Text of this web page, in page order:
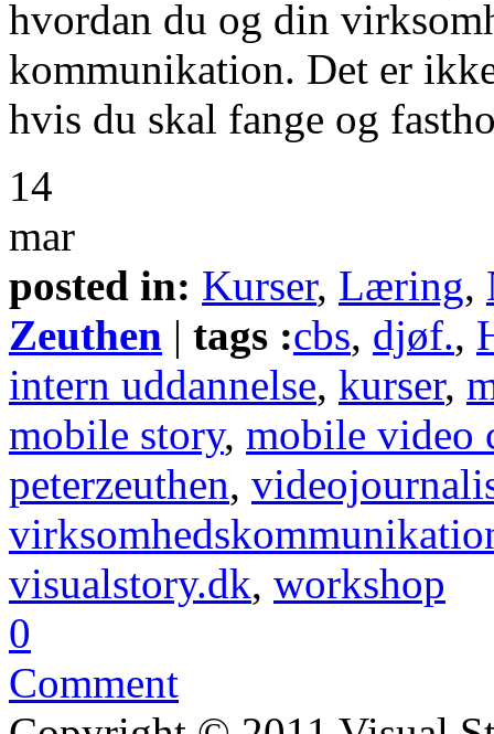
hvordan du og din
kommunikation. Det er
hvis du skal fange og
14
mar
posted in: Kurser, Læring,
Zeuthen | tags :cbs, djøf.,
intern uddannelse, kurser,
mobile story, mobile video
peterzeuthen,
visualstory.dk, workshop
0
Comment